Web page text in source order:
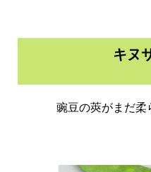
キヌ
豌豆の莢がまだ柔